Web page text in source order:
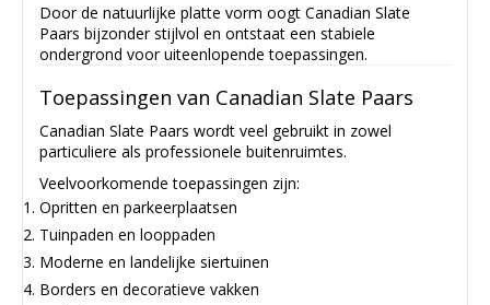
Door de natuurlijke platte vorm oogt Canadian Slate
Paars bijzonder stijlvol en ontstaat een stabiele
ondergrond voor uiteenlopende toepassingen.
Toepassingen van Canadian Slate Paars
Canadian Slate Paars wordt veel gebruikt in zowel
particuliere als professionele buitenruimtes.
Veelvoorkomende toepassingen zijn:
Opritten en parkeerplaatsen
Tuinpaden en looppaden
Moderne en landelijke siertuinen
Borders en decoratieve vakken